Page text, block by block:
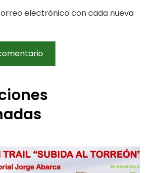
electrónico con cada nueva